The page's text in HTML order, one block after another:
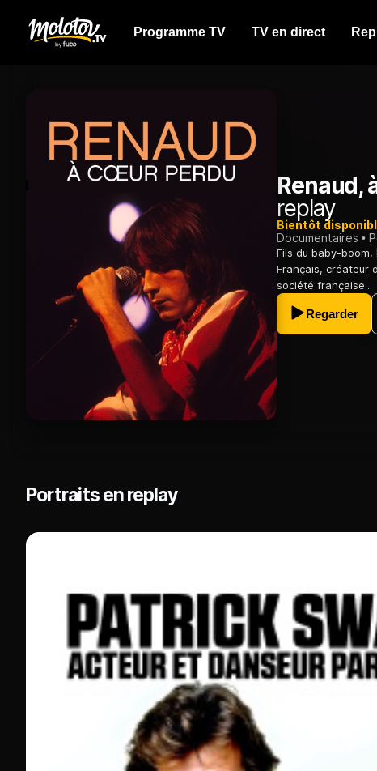
Programme TV TV en direct
Renaud,
replay
Bientôt
Documentaires
Fils du baby-
Français, créateur
société française...
Regarder
Portraits en replay